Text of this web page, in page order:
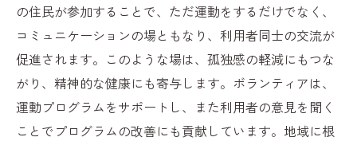
の住民が参加することで、ただ運動をするだけでなく、
コミュニケーションの場ともなり、利用者同士の交流が
促進されます。このような場は、孤独感の軽減にもつな
がり、精神的な健康にも寄与します。ボランティアは、
運動プログラムをサポートし、また利用者の意見を聞く
ことでプログラムの改善にも貢献しています。地域に根